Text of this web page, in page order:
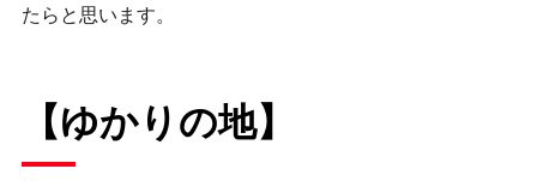
たらと思います。
【ゆかりの地】